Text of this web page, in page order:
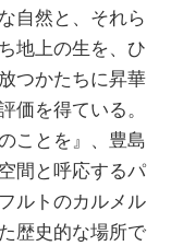
自然と、それら
地上の生を、ひ
つかたちに昇華
価を得ている。
ことを』、豊島
間と呼応するパ
ルトのカルメル
歴史的な場所で